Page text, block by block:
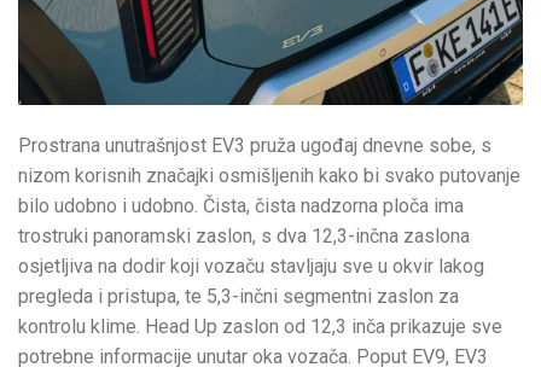
Prostrana unutrašnjost EV3 pruža ugođaj dnevne sobe, s
nizom korisnih značajki osmišljenih kako bi svako putovanje
bilo udobno i udobno. Čista, čista nadzorna ploča ima
trostruki panoramski zaslon, s dva 12,3-inčna zaslona
osjetljiva na dodir koji vozaču stavljaju sve u okvir lakog
pregleda i pristupa, te 5,3-inčni segmentni zaslon za
kontrolu klime. Head Up zaslon od 12,3 inča prikazuje sve
potrebne informacije unutar oka vozača. Poput EV9, EV3